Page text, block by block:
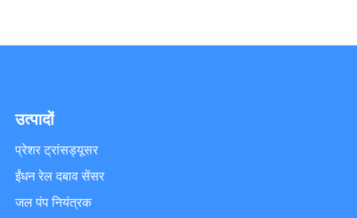
उत्पादों
प्रेशर ट्रांसड्यूसर
ईंधन रेल दबाव सेंसर
जल पंप नियंत्रक